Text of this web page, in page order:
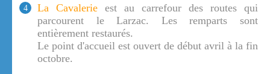
4 La Cavalerie est au carrefour des routes qui
parcourent le Larzac. Les remparts sont
entièrement restaurés.
Le point d'accueil est ouvert de début avril à la fin
octobre.